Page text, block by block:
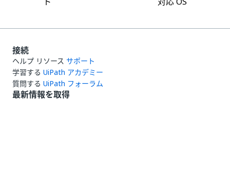
接続
ヘルプ リソース サポート
学習する UiPath アカデミー
質問する UiPath フォーラム
最新情報を取得